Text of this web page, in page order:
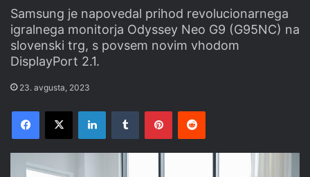
Samsung je napovedal prihod revolucionarnega
igralnega monitorja Odyssey Neo G9 (G95NC) na
slovenski trg, s povsem novim vhodom
DisplayPort 2.1.
23. avgusta, 2023
Facebook
X LinkedInTumblr PinterestReddit